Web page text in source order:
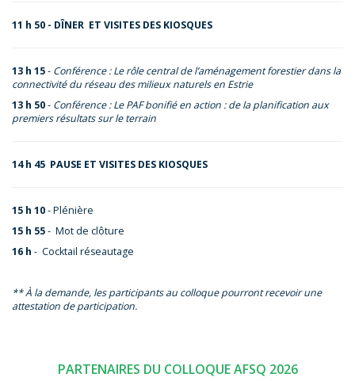
11 h 50 - DÎNER ET VISITES DES KIOSQUES
13 h 15- Conférence : Le rôle central de l’aménagement forestier dans la
connectivité du réseau des milieux naturels en Estrie
13 h 50- Conférence : Le PAF bonifié en action : de la planification aux
premiers résultats sur le terrain
14 h 45 PAUSE ET VISITES DES KIOSQUES
15 h 10- Plénière
15 h 55- Mot de clôture
16 h - Cocktail réseautage
** À la demande, les participants au colloque pourront recevoir une
attestation de participation.
PARTENAIRES DU COLLOQUE AFSQ 2026